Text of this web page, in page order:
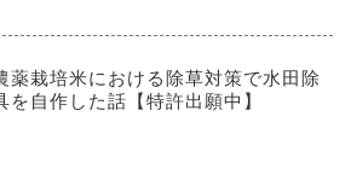
薬栽培米における除草対策で水田除
を自作した話【特許出願中】